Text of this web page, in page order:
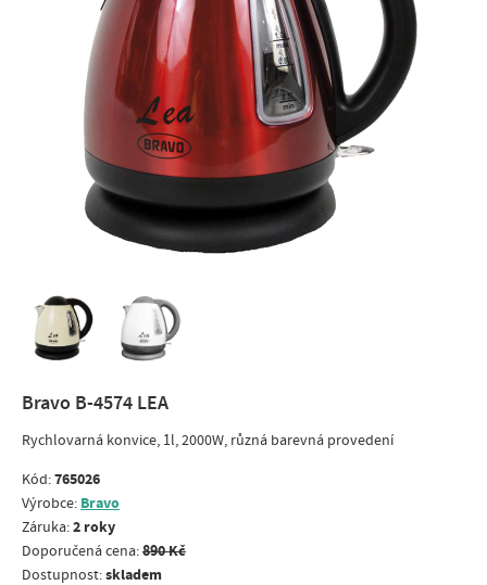
Bravo B-4574 LEA
Rychlovarná konvice, 1l, 2000W, různá barevná provedení
Kód:765026
Výrobce: Bravo
Záruka:2 roky
Doporučená cena:890 Kč
Dostupnost:skladem